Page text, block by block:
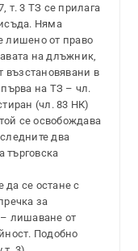
т. 3 ТЗ се прилага
Няма
лишено от право
на длъжник,
възстановявани в
първа на ТЗ – чл.
(чл. 83 НК)
се освобождава
два
търговска
да се остане с
за
– лишаване от
Подобно